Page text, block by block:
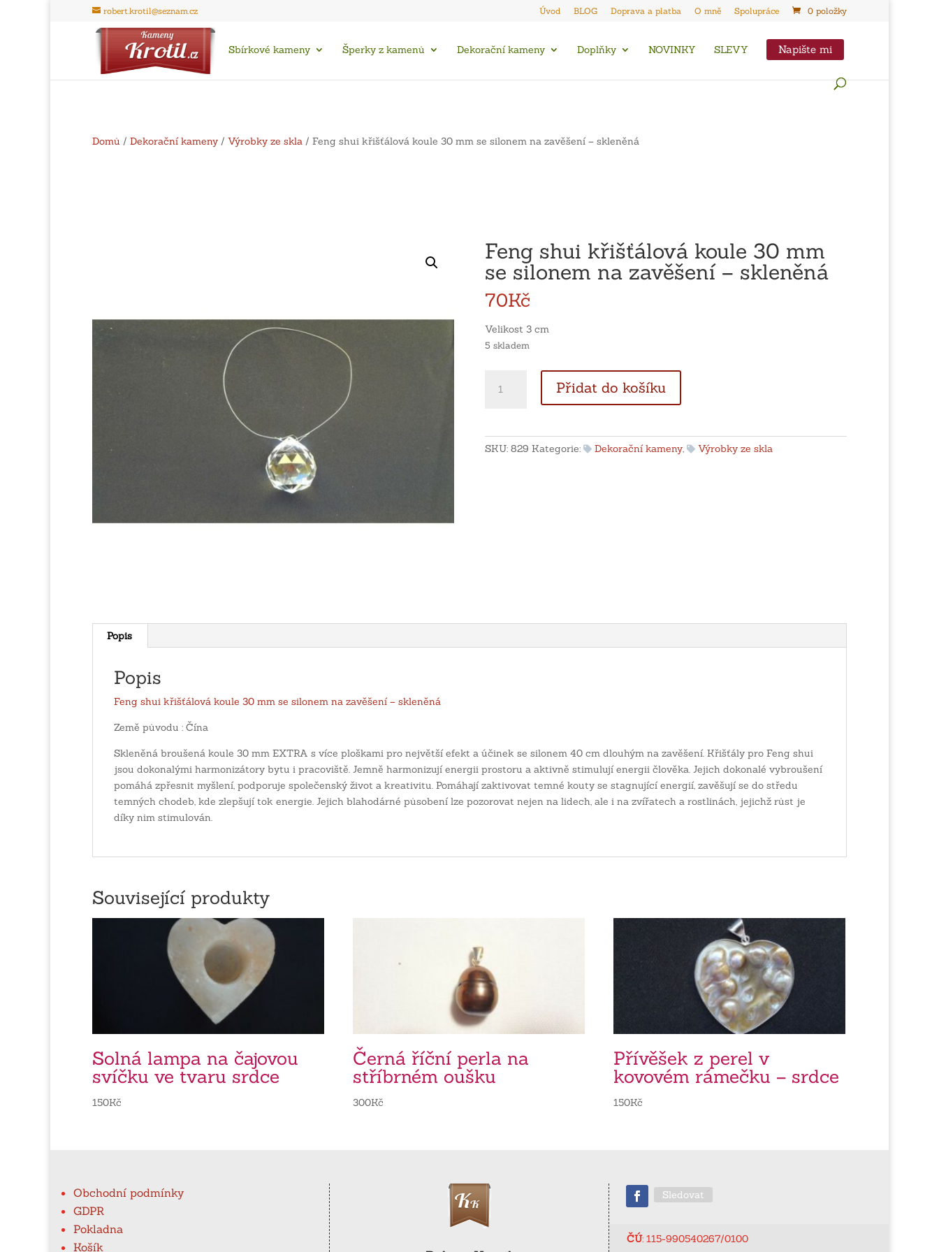
robert.krotil@seznam.cz Úvod BLOG Doprava a platba O mně Spolupráce 0 položky
Sbírkové kameny Šperky z kamenů Dekorační kameny Doplňky NOVINKY SLEVY Napište mi
Domů / Dekorační kameny / Výrobky ze skla / Feng shui křišťálová koule 30 mm se silonem na zavěšení – skleněná
Feng shui křišťálová koule 30 mm
se silonem na zavěšení – skleněná
70Kč
Velikost 3 cm
5 skladem
shui
Přidat do košíku
SKU: 829 Kategorie: Dekorační kameny, Výrobky ze skla
Popis
Popis
Feng shui křišťálová koule 30 mm se silonem na zavěšení – skleněná
Země původu : Čína
Skleněná broušená koule 30 mm EXTRA s více ploškami pro největší efekt a účinek se silonem 40 cm dlouhým na zavěšení. Křišťály pro Feng shui
jsou dokonalými harmonizátory bytu i pracoviště. Jemně harmonizují energii prostoru a aktivně stimulují energii člověka. Jejich dokonalé vybroušení
pomáhá zpřesnit myšlení, podporuje společenský život a kreativitu. Pomáhají zaktivovat temné kouty se stagnující energií, zavěšují se do středu
temných chodeb, kde zlepšují tok energie. Jejich blahodárné působení lze pozorovat nejen na lidech, ale i na zvířatech a rostlinách, jejichž růst je
díky nim stimulován.
Související produkty
Solná lampa na čajovou
svíčku ve tvaru srdce
150Kč
Černá říční perla na
stříbrném oušku
300Kč
Přívěšek z perel v
kovovém rámečku – srdce
150Kč
Obchodní podmínky
GDPR
Pokladna
Košík
Sledovat
ČÚ: 115-990540267/0100